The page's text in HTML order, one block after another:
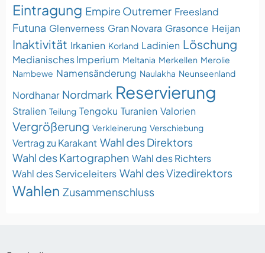
Eintragung Empire Outremer Freesland
Futuna Glenverness Gran Novara Grasonce Heijan
Inaktivität Irkanien Korland Ladinien Löschung
Medianisches Imperium Meltania Merkellen Merolie
Nambewe Namensänderung Naulakha Neunseenland
Nordhanar Nordmark Reservierung
Stralien Teilung Tengoku Turanien Valorien
Vergrößerung Verkleinerung Verschiebung
Vertrag zu Karakant Wahl des Direktors
Wahl des Kartographen Wahl des Richters
Wahl des Serviceleiters Wahl des Vizedirektors
Wahlen Zusammenschluss